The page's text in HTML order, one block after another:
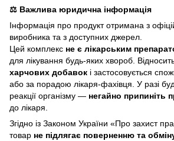
⚖️ Важлива юридична інформація
Інформація про продукт отримана з
виробника та з доступних джерел.
Цей комплекс не є лікарським
для лікування будь-яких хвороб.
харчових добавок і застосовується
або за порадою лікаря-фахівця. У разі
реакції організму — негайно припиніть
до лікаря.
Згідно із Законом України «Про захист
товар не підлягає поверненню та